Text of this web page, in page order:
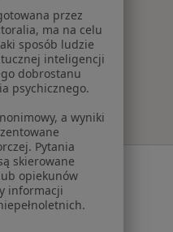
Warszawie
pacjentów
przez
ma na celu
sposób ludzie
inteligencji
dobrostanu
psychicznego.
a wyniki
Pytania
skierowane
opiekunów
informacji